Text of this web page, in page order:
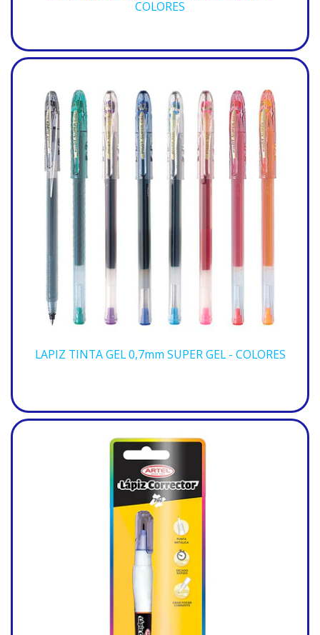
COLORES
LAPIZ TINTA GEL 0,7mm SUPER GEL - COLORES